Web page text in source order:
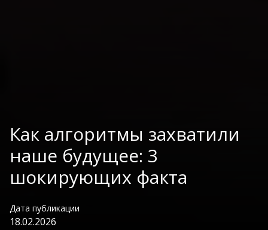
Как алгоритмы захватили
наше будущее: 3
шокирующих факта
Дата публикации
18.02.2026